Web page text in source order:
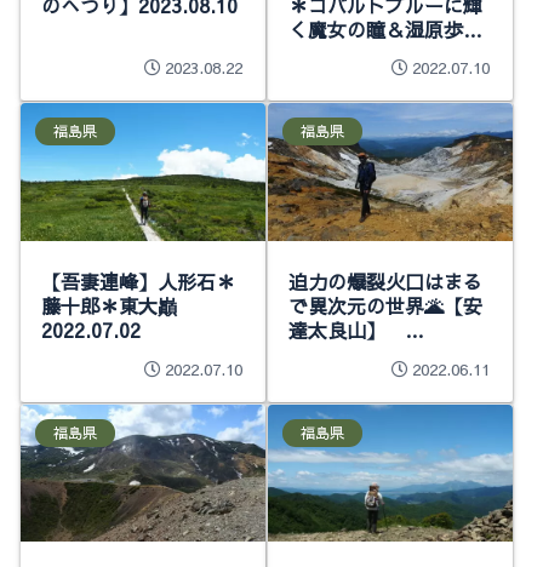
2023.08.22
く魔女の瞳＆湿原歩
き 2022.07.03
2022.07.10
福島県
【吾妻連峰】人形石＊
藤十郎＊東大巓
2022.07.02
2022.07.10
福島県
迫力の爆裂火口はまる
で異次元の世界🌋【安
達太良山】
2022.06.11
福島県 福島県